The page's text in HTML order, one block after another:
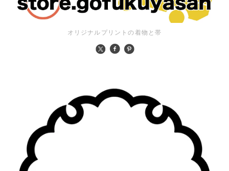
オリジナルプリントの着物と帯